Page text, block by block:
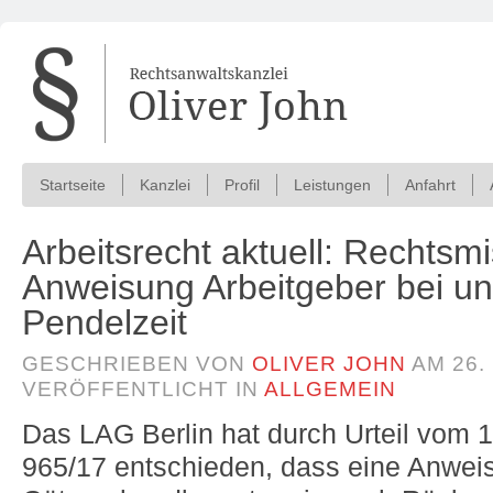
Startseite Kanzlei Profil Leistungen Anfahrt
Arbeitsrecht aktuell:
Anweisung Arbeitgeber bei
Pendelzeit
GESCHRIEBEN VON OLIVER JOHN AM 26.
VERÖFFENTLICHT IN ALLGEMEIN
Das LAG Berlin hat durch Urteil vom
965/17 entschieden, dass eine